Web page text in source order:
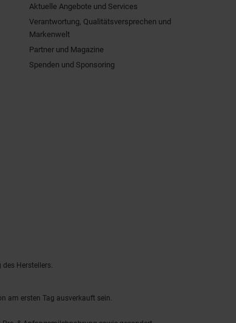
Aktuelle Angebote und Services
Verantwortung, Qualitätsversprechen und
Markenwelt
Partner und Magazine
Spenden und Sponsoring
Herstellers.
am ersten Tag ausverkauft sein.